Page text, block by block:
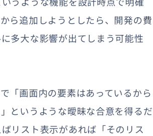
ら追加しようとしたら、開発の費
多大な影響が出てしまう可能性
「画面内の要素はあっているから
というような曖昧な合意を得るだ
リスト表示があれば「そのリス